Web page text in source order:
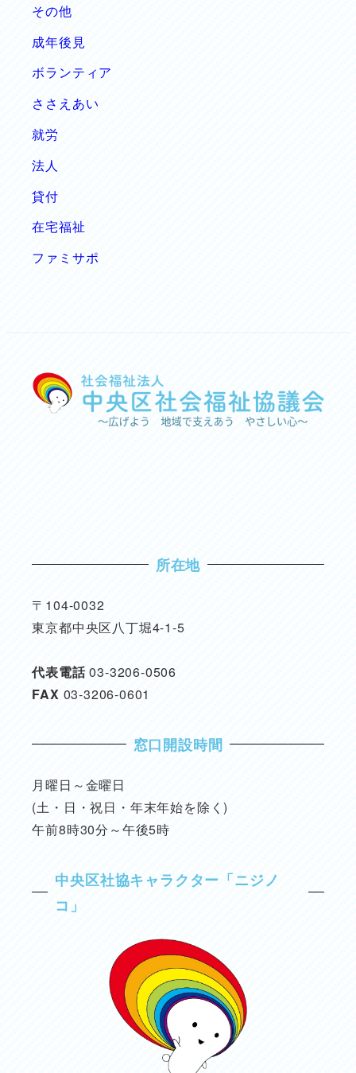
その他
成年後見
ボランティア
ささえあい
就労
法人
貸付
在宅福祉
ファミサポ
所在地
〒104-0032
東京都中央区八丁堀4-1-5
代表電話03-3206-0506
FAX 03-3206-0601
窓口開設時間
月曜日～金曜日
(土・日・祝日・年末年始を除く)
午前8時30分～午後5時
中央区社協キャラクター「ニジノ
コ」